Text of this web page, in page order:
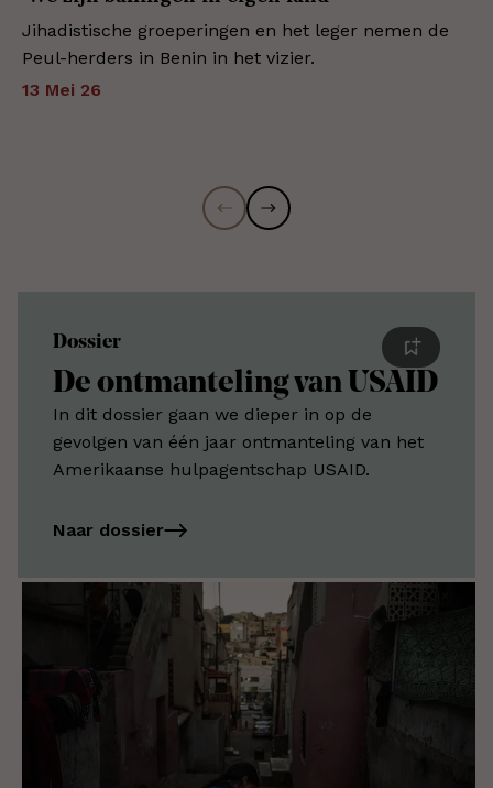
Jihadistische groeperingen en het leger nemen de
Peul-herders in Benin in het vizier.
13 Mei 26
Dossier
De ontmanteling van USAID
In dit dossier gaan we dieper in op de
gevolgen van één jaar ontmanteling van het
Amerikaanse hulpagentschap USAID.
Naar dossier